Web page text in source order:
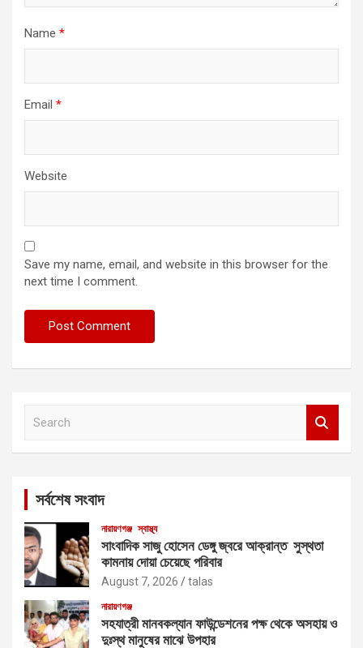
Name *
Email *
Website
Save my name, email, and website in this browser for the
next time I comment.
সর্বশেষ সংবাদ
নারায়ণগঞ্জ স্বাস্থ্য
সাংবাদিক সাজু হোসেন ডেঙ্গু জ্বরে আক্রান্ত সুস্থতা
কামনায় দোয়া চেয়েছে পরিবার
August 7, 2026 talas
নারায়ণগঞ্জ
সহযাত্রী মানবকল্যান ফাউন্ডেশনের পক্ষ থেকে অসহায় ও
দুঃস্থ মানুষের মাঝে উপহার